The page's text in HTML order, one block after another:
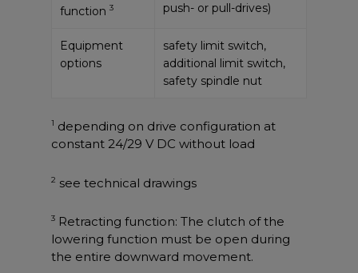
function 3
push- or pull-drives)
Equipment
options
safety limit switch,
additional limit switch,
safety spindle nut
1 depending on drive configuration at
constant 24/29 V DC without load
2 see technical drawings
3 Retracting function: The clutch of the
lowering function must be open during
the entire downward movement.